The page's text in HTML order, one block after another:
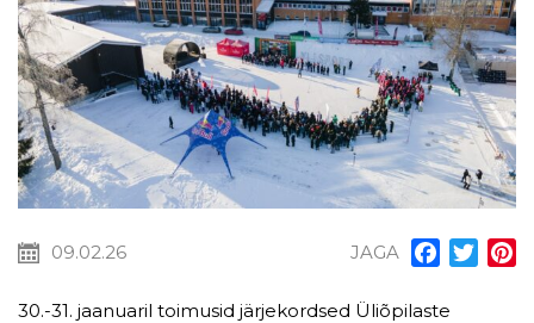
09.02.26 JAGA Facebook
30.-31. jaanuaril toimusid järjekordsed Üliõpilaste